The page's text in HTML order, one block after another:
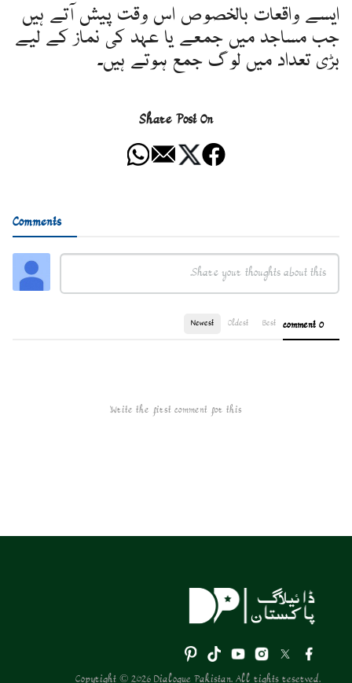
ایسے واقعات بالخصوص اس وقت پیش آتے ہیں
جب مساجد میں جمعے یا عہد کی نماز کے لیے
بڑی تعداد میں لوگ جمع ہوتے ہیں۔
Share Post On
Comments
0 comment
Best
Oldest
Newest
Write the first comment for this!